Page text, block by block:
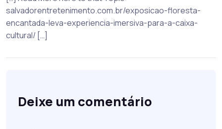
salvadorentretenimento.com.br/exposicao-floresta-
encantada-leva-experiencia-imersiva-para-a-caixa-
cultural/ […]
Deixe um comentário